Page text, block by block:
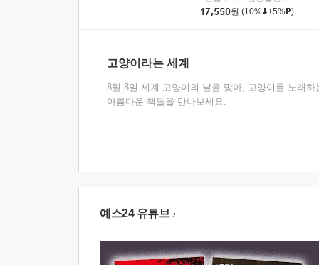
17,550원 (10% +5% )
고양이라는 세계
8월 8일 세계 고양이의 날을 맞아, 고양이를 노래하
아름다운 책들을 만나보세요.
예스24 유튜브